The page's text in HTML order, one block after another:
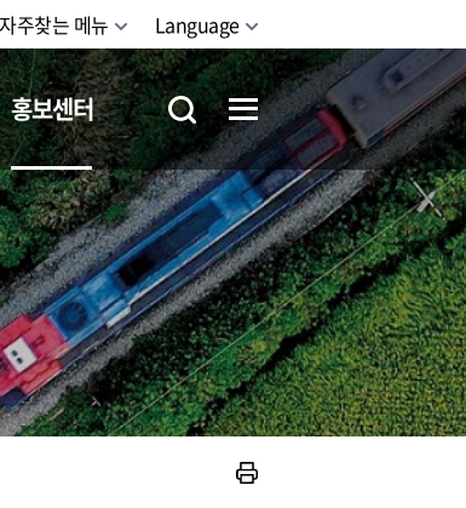
자주찾는 메뉴 Language
홍보센터
철도체험